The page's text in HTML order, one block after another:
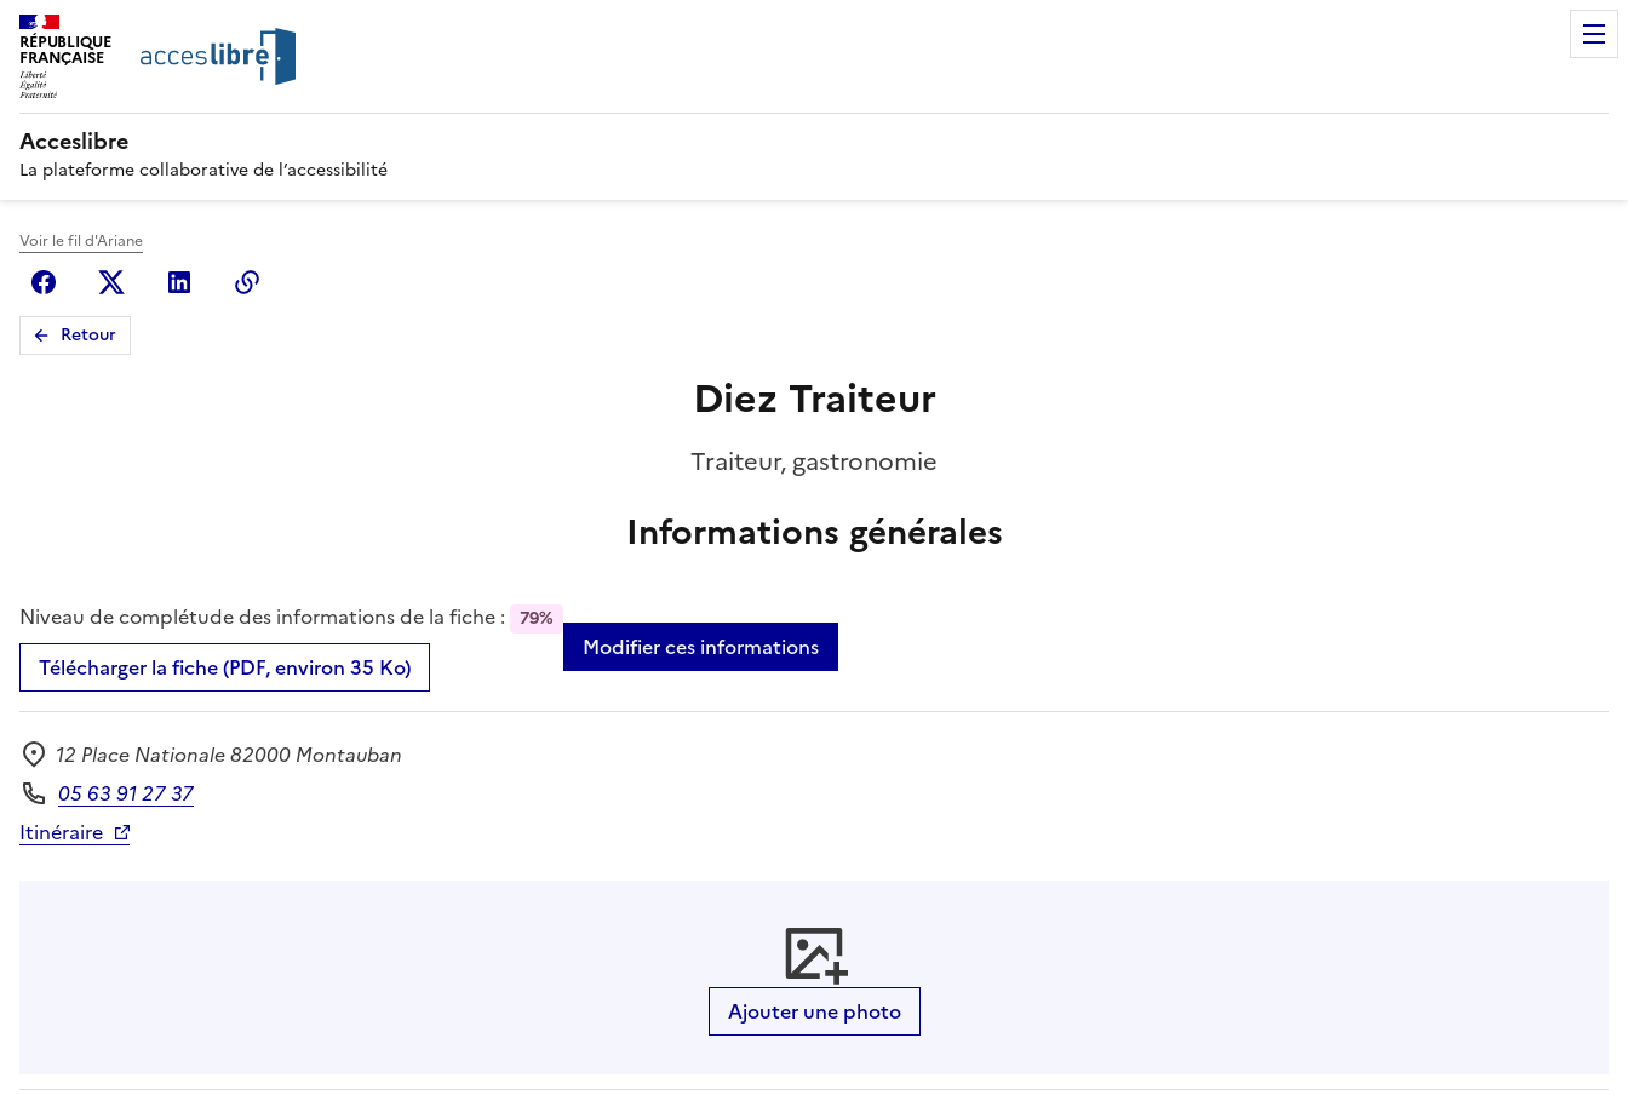
RÉPUBLIQUE
FRANÇAISE
Acceslibre
La plateforme collaborative de l’accessibilité
Voir le fil d'Ariane
FacebookX (anciennement Twitter)
Linkedin
Retour
Diez Traiteur
Traiteur, gastronomie
Informations générales
Niveau de complétude des informations de la fiche : 79%
Télécharger la fiche (PDF, environ 35 Ko)
Modifier ces informations
Adresse
12 Place Nationale 82000 Montauban
Téléphone
05 63 91 27 37
Itinéraire
Ajouter une photo